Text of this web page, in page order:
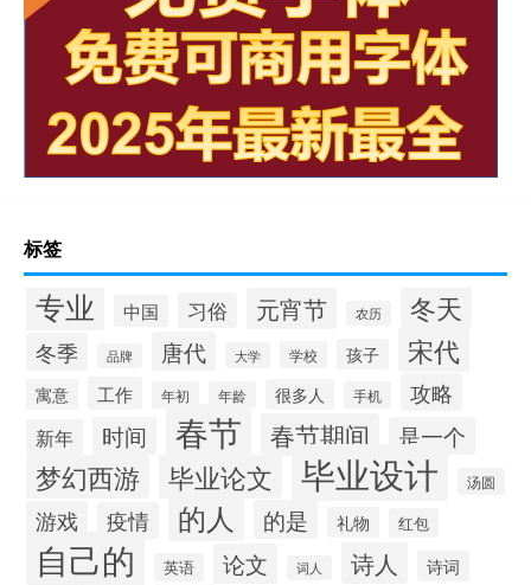
标签
专业 中国 习俗 元宵节 农历 冬天
冬季 品牌 唐代 大学 学校 孩子 宋代
寓意 工作 年初 年龄 很多人 手机 攻略
新年 时间 春节 春节期间 是一个
梦幻西游 毕业论文 毕业设计 汤圆
游戏 疫情 的人 的是 礼物 红包
自己的 英语 论文 词人 诗人 诗词